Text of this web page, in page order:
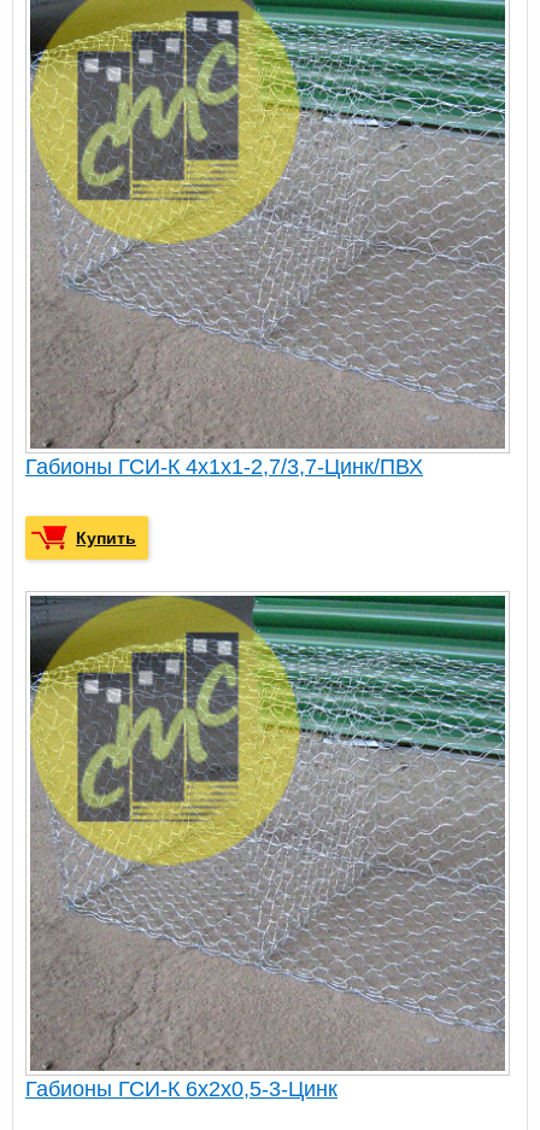
Габионы ГСИ-К 4х1х1-2,7/3,7-Цинк/ПВХ
Купить
Габионы ГСИ-К 6х2х0,5-3-Цинк